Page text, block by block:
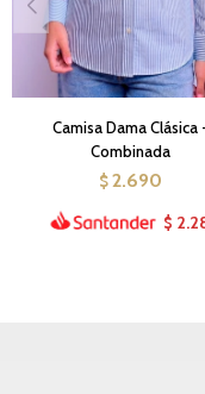
Camisa Dama Clásica
Combinada
$ 2.690
$